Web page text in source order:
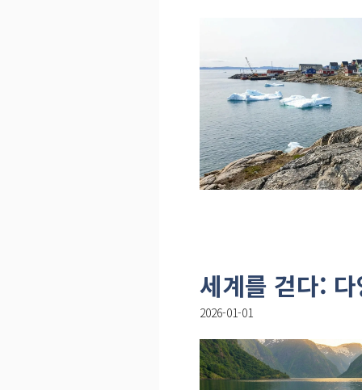
세계를 걷다:
2026-01-01